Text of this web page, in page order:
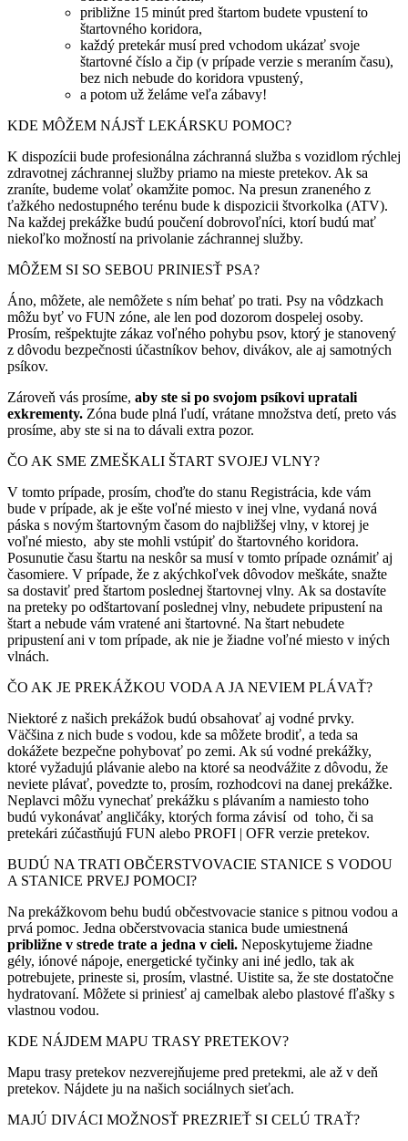
približne 15 minút pred štartom budete vpustení to
štartovného koridora,
každý pretekár musí pred vchodom ukázať svoje
štartovné číslo a čip (v prípade verzie s meraním času),
bez nich nebude do koridora vpustený,
a potom už želáme veľa zábavy!
KDE MÔŽEM NÁJSŤ LEKÁRSKU POMOC?
K dispozícii bude profesionálna záchranná služba s vozidlom rýchlej
zdravotnej záchrannej služby priamo na mieste pretekov. Ak sa
zraníte, budeme volať okamžite pomoc. Na presun zraneného z
ťažkého nedostupného terénu bude k dispozicii štvorkolka (ATV).
Na každej prekážke budú poučení dobrovoľníci, ktorí budú mať
niekoľko možností na privolanie záchrannej služby.
MÔŽEM SI SO SEBOU PRINIESŤ PSA?
Áno, môžete, ale nemôžete s ním behať po trati. Psy na vôdzkach
môžu byť vo FUN zóne, ale len pod dozorom dospelej osoby.
Prosím, rešpektujte zákaz voľného pohybu psov, ktorý je stanovený
z dôvodu bezpečnosti účastníkov behov, divákov, ale aj samotných
psíkov.
Zároveň vás prosíme, aby ste si po svojom psíkovi upratali
exkrementy. Zóna bude plná ľudí, vrátane množstva detí, preto vás
prosíme, aby ste si na to dávali extra pozor.
ČO AK SME ZMEŠKALI ŠTART SVOJEJ VLNY?
V tomto prípade, prosím, choďte do stanu Registrácia, kde vám
bude v prípade, ak je ešte voľné miesto v inej vlne, vydaná nová
páska s novým štartovným časom do najbližšej vlny, v ktorej je
voľné miesto, aby ste mohli vstúpiť do štartovného koridora.
Posunutie času štartu na neskôr sa musí v tomto prípade oznámiť aj
časomiere. V prípade, že z akýchkoľvek dôvodov meškáte, snažte
sa dostaviť pred štartom poslednej štartovnej vlny. Ak sa dostavíte
na preteky po odštartovaní poslednej vlny, nebudete pripustení na
štart a nebude vám vratené ani štartovné. Na štart nebudete
pripustení ani v tom prípade, ak nie je žiadne voľné miesto v iných
vlnách.
ČO AK JE PREKÁŽKOU VODA A JA NEVIEM PLÁVAŤ?
Niektoré z našich prekážok budú obsahovať aj vodné prvky.
Väčšina z nich bude s vodou, kde sa môžete brodiť, a teda sa
dokážete bezpečne pohybovať po zemi. Ak sú vodné prekážky,
ktoré vyžadujú plávanie alebo na ktoré sa neodvážite z dôvodu, že
neviete plávať, povedzte to, prosím, rozhodcovi na danej prekážke.
Neplavci môžu vynechať prekážku s plávaním a namiesto toho
budú vykonávať angličáky, ktorých forma závisí od toho, či sa
pretekári zúčastňujú FUN alebo PROFI | OFR verzie pretekov.
BUDÚ NA TRATI OBČERSTVOVACIE STANICE S VODOU
A STANICE PRVEJ POMOCI?
Na prekážkovom behu budú občestvovacie stanice s pitnou vodou a
prvá pomoc. Jedna občerstvovacia stanica bude umiestnená
približne v strede trate a jedna v cieli. Neposkytujeme žiadne
gély, iónové nápoje, energetické tyčinky ani iné jedlo, tak ak
potrebujete, prineste si, prosím, vlastné. Uistite sa, že ste dostatočne
hydratovaní. Môžete si priniesť aj camelbak alebo plastové fľašky s
vlastnou vodou.
KDE NÁJDEM MAPU TRASY PRETEKOV?
Mapu trasy pretekov nezverejňujeme pred pretekmi, ale až v deň
pretekov. Nájdete ju na našich sociálnych sieťach.
MAJÚ DIVÁCI MOŽNOSŤ PREZRIEŤ SI CELÚ TRAŤ?